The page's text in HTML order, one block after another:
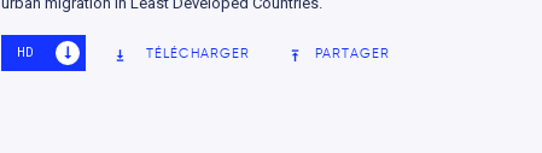
HD TÉLÉCHARGER PARTAGER